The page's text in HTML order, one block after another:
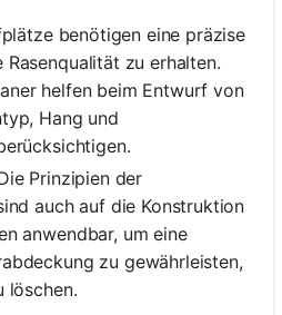
benötigen eine präzise
Rasenqualität zu erhalten.
helfen beim Entwurf von
Hang und
Prinzipien der
auch auf die Konstruktion
anwendbar, um eine
zu gewährleisten,
löschen.